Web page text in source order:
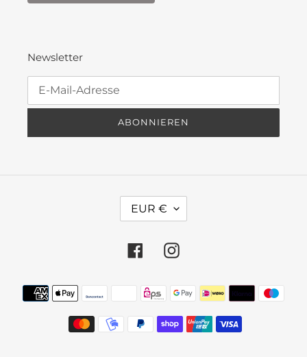
Newsletter
ABONNIEREN
W
R
U
G
EUR €
FacebookInstagram
Zahlungsmethoden